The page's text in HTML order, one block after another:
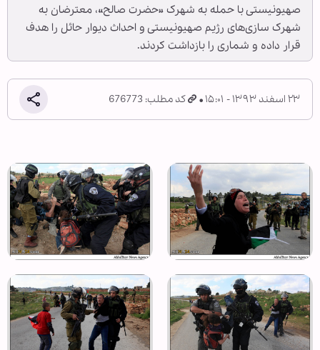
صهیونیستی با حمله به شهرک «حضرت صالح»، معترضان به
شهرک سازی‌های رژیم صهیونیستی و احداث دیوار حائل را هدف
قرار داده و شماری را بازداشت کردند.
۲۳ اسفند ۱۳۹۳ - ۱۵:۰۱ کد مطلب: 676773